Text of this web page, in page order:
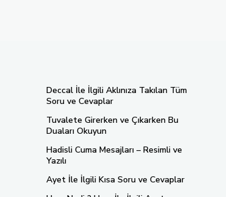
Deccal İle İlgili Aklınıza Takılan Tüm
Soru ve Cevaplar
Tuvalete Girerken ve Çıkarken Bu
Duaları Okuyun
Hadisli Cuma Mesajları – Resimli ve
Yazılı
Ayet İle İlgili Kısa Soru ve Cevaplar